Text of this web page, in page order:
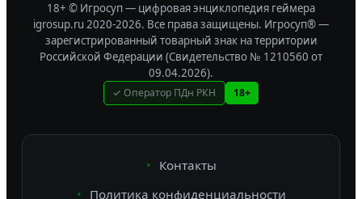
18+ © Игросуп — цифровая энциклопедия геймера
igrosup.ru 2020-2026. Все права защищены. Игросуп® —
зарегистрированный товарный знак на территории
Российской Федерации (Свидетельство № 1210560 от
09.04.2026).
✓ Оператор ПДн РКН 18+
Контакты
Политика конфиденциальности